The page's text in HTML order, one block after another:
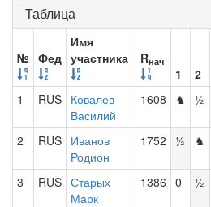
Таблица
№ Фед
Имя
участника
Rнач
1 2
1 RUS Ковалев
Василий
1608 ♞ ½
2 RUS Иванов
Родион
1752 ½ ♞
3 RUS Старых
Марк
1386 0 ½